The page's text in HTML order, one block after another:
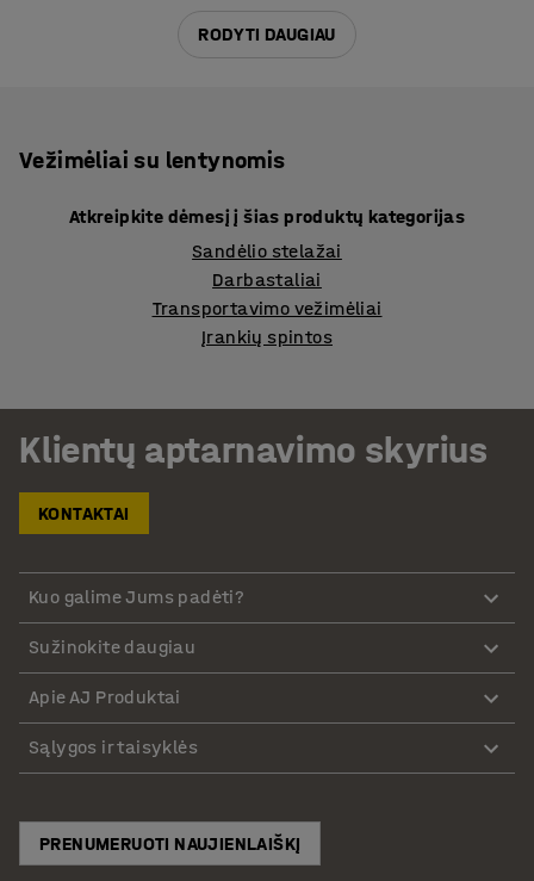
RODYTI DAUGIAU
Vežimėliai su lentynomis
Atkreipkite dėmesį į šias produktų kategorijas
Sandėlio stelažai
Darbastaliai
Transportavimo vežimėliai
Įrankių spintos
Klientų aptarnavimo skyrius
KONTAKTAI
Kuo galime Jums padėti?
Sužinokite daugiau
Apie AJ Produktai
Sąlygos ir taisyklės
PRENUMERUOTI NAUJIENLAIŠKĮ